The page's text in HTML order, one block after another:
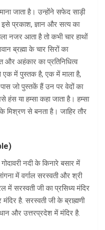
जाता है। उन्होंने सफेद साड़ी
प्रकाश, ज्ञान और सत्य का
नजर आता है तो कभी चार हाथों
ब्रह्मा के चार सिरों का
और अहंकार का प्रतिनिधित्व
एक में पुस्तक है, एक में माला है,
जो पुस्तकें हैं उन पर वेदों का
या हम्सा कहा जाता है। हम्सा
मिश्रण से बनता है। जाहिर तौर
नदी के किनारे बसार में
में वर्गाल सरस्वती और श्री
में सरस्वती जी का प्रसिध्य मंदिर
मंदिर है. सरस्वती जी के ब्राह्मणी
और उत्तरप्रदेश में मंदिर है.